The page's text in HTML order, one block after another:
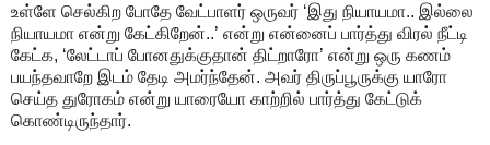
உள்ளே செல்கிற போதே வேட்பாளர் ஒருவர் ‘இது நியாயமா.. இல்லை
நியாயமா என்று கேட்கிறேன்..’ என்று என்னைப் பார்த்து விரல் நீட்டி
கேட்க, ‘லேட்டாப் போனதுக்குதான் திட்றாரோ’ என்று ஒரு கணம்
பயந்தவாறே இடம் தேடி அமர்ந்தேன். அவர் திருப்பூருக்கு யாரோ
செய்த துரோகம் என்று யாரையோ காற்றில் பார்த்து கேட்டுக்
கொண்டிருந்தார்.